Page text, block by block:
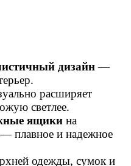
дизайн—
расширяет
светлее.
ящики на
плавное и надежное
одежды, сумок и